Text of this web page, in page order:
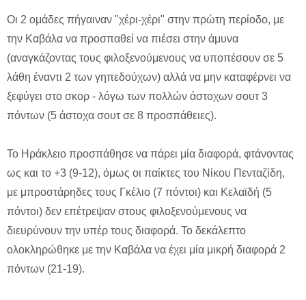
Οι 2 ομάδες πήγαιναν "χέρι-χέρι" στην πρώτη περίοδο, με
την Καβάλα να προσπαθεί να πιέσει στην άμυνα
(αναγκάζοντας τους φιλοξενούμενους να υποπέσουν σε 5
λάθη έναντι 2 των γηπεδούχων) αλλά να μην καταφέρνει να
ξεφύγει στο σκορ - λόγω των πολλών άστοχων σουτ 3
πόντων (5 άστοχα σουτ σε 8 προσπάθειες).
Το Ηράκλειο προσπάθησε να πάρει μία διαφορά, φτάνοντας
ως και το +3 (9-12), όμως οι παίκτες του Νίκου Πενταζίδη,
με μπροστάρηδες τους Γκέλιο (7 πόντοι) και Κελαϊδή (5
πόντοι) δεν επέτρεψαν στους φιλοξενούμενους να
διευρύνουν την υπέρ τους διαφορά. Το δεκάλεπτο
ολοκληρώθηκε με την Καβάλα να έχει μία μικρή διαφορά 2
πόντων (21-19).